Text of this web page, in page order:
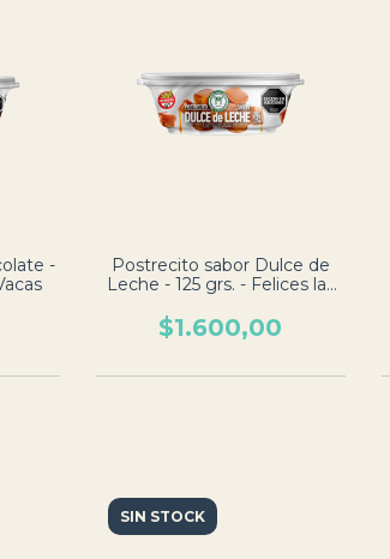
-
Postrecito sabor Dulce de
Leche - 125 grs. - Felices las
$1.600,00
SIN STOCK